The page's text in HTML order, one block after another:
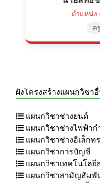
ตำแหน่ง
ค
ผังโครงสร้างแผนกวิชา
แผนกวิชาช่างยนต์
แผนกวิชาช่างไฟฟ้าก
แผนกวิชาช่างอิเล็กท
แผนกวิชาการบัญชี
แผนกวิชาเทคโนโลยี
แผนกวิชาสามัญสัมพั